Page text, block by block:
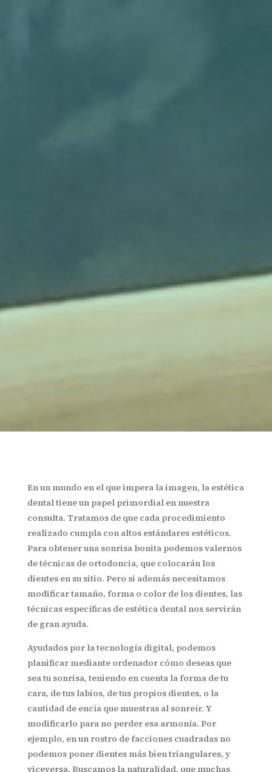
En un mundo en el que impera la imagen, la estética
dental tiene un papel primordial en nuestra
consulta. Tratamos de que cada procedimiento
realizado cumpla con altos estándares estéticos.
Para obtener una sonrisa bonita podemos valernos
de técnicas de ortodoncia, que colocarán los
dientes en su sitio. Pero si además necesitamos
modificar tamaño, forma o color de los dientes, las
técnicas específicas de estética dental nos servirán
de gran ayuda.
Ayudados por la tecnología digital, podemos
planificar mediante ordenador cómo deseas que
sea tu sonrisa, teniendo en cuenta la forma de tu
cara, de tus labios, de tus propios dientes, o la
cantidad de encía que muestras al sonreír. Y
modificarlo para no perder esa armonía. Por
ejemplo, en un rostro de facciones cuadradas no
podemos poner dientes más bien triangulares, y
viceversa. Buscamos la naturalidad, que muchas